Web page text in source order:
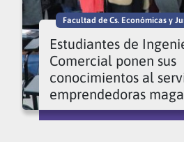
Facultad de Cs. Económicas y
Estudiantes de
Comercial ponen sus
conocimientos al
emprendedoras